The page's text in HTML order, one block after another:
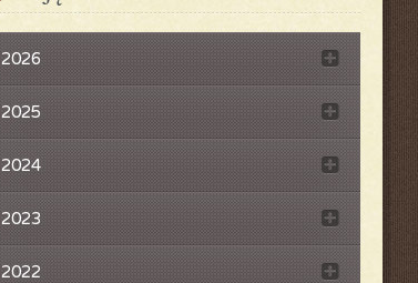
2026
2025
2024
2023
2022